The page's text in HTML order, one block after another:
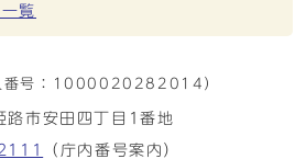
覧
番号： 1000020282014）
市安田四丁目1番地
（庁内番号案内）